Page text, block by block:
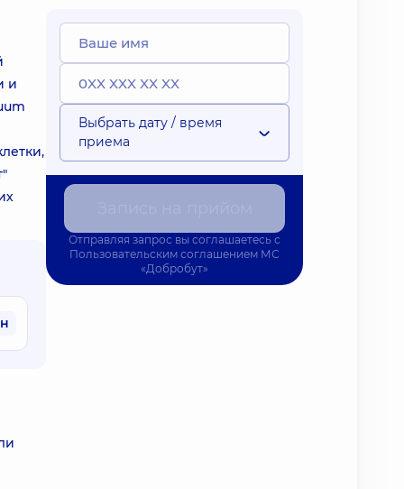
и
Выбрать дату / время
приема
Отправляя запрос вы соглашаетесь с
Пользовательским соглашением МС
«Добробут»